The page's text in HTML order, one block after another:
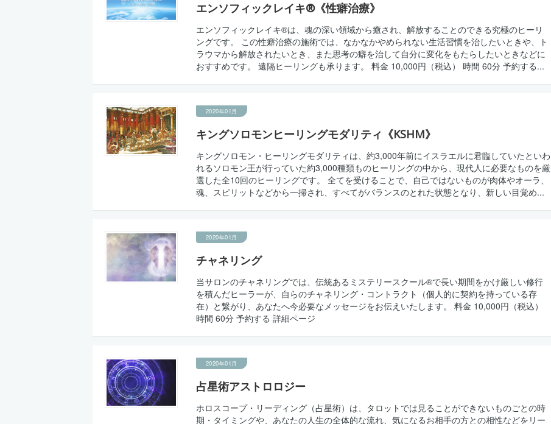
エンソフィックレイキ®《性癖治療》
エンソフィックレイキ®は、魂の深い領域から癒され、解放することのできる究極のヒーリ
ングです。 この性癖治療の施術では、なかなかやめられない生活習慣を治したいときや、ト
ラウマから解放されたいとき、また思考の癖を治して自分に変化をもたらしたいときなどに
おすすめです。 遠隔ヒーリングも承ります。 料金 10,000円（税込） 時間 60分 予約する...
2020年01月
キングソロモンヒーリングモダリティ《KSHM》
キングソロモン・ヒーリングモダリティは、約3,000年前にイスラエルに君臨していたといわ
れるソロモン王が行っていた約3,000種類ものヒーリングの中から、現代人に必要なものを厳
選した全10回のヒーリングです。 全てを受けることで、自己ではないものが肉体やオーラ、
魂、スピリットなどから一掃され、すべてがバランスのとれた状態となり、新しい目覚め...
2020年01月
チャネリング
当サロンのチャネリングでは、伝統あるミステリースクール®で長い期間をかけ厳しい修行
を積んだヒーラーが、自らのチャネリング・コントラクト（個人的に契約を持っている存
在）と繋がり、あなたへ今必要なメッセージをお伝えいたします。 料金 10,000円（税込）
時間 60分 予約する 詳細ページ
2020年01月
占星術アストロロジー
ホロスコープ・リーディング（占星術）は、タロットでは見ることができないものごとの時
期・タイミングや、あなたの人生の全体的な流れ、気になるお相手の方との相性などをリー